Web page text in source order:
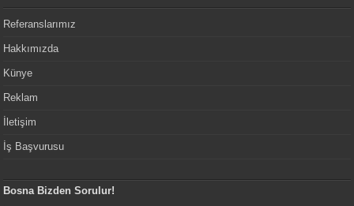
Referanslarımız
Hakkımızda
Künye
Reklam
İletişim
İş Başvurusu
Bosna Bizden Sorulur!